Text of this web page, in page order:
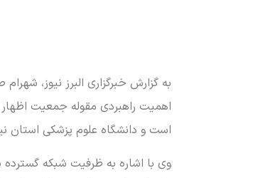
به گزارش خبرگزاری البرز نیوز،
اهمیت راهبردی مقوله جمعیت
است و دانشگاه علوم پزشکی استان
وی با اشاره به ظرفیت شبکه گسترده